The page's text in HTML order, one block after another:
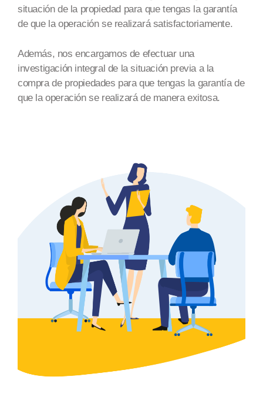
situaciónde la propiedad para que tengas la garantía
de que la operación se realizará satisfactoriamente.
Además, nos encargamos de efectuar una
investigación integral de la situación previa a la
compra de propiedades para que tengas la garantía de
que la operación se realizaráde manera exitosa.